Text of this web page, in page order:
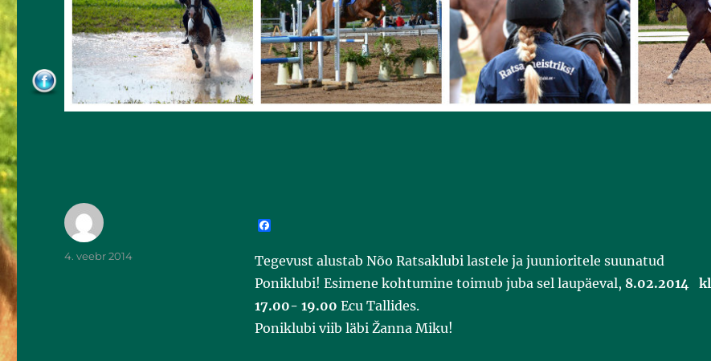
F
e
b
o
o
k
Tegevust alustab Nõo Ratsaklubi lastele ja juunioritele suunatud
Poniklubi! Esimene kohtumine toimub juba sel laupäeval, 8.02.2014 kl
17.00- 19.00 Ecu Tallides.
Poniklubi viib läbi Žanna Miku!
4. veebr 2014